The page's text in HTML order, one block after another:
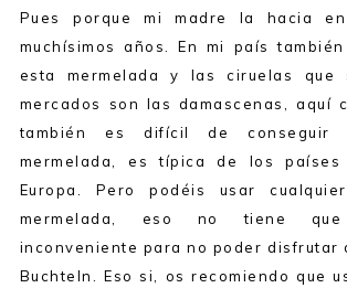
Pues porque mi madre la hacia
muchísimos años. En mi país
esta mermelada y las ciruelas
mercados son las damascenas, aquí
también es difícil de
mermelada, es típica de los
Europa. Pero podéis usar
mermelada, eso no tiene
inconveniente para no poder disfrutar
Buchteln. Eso si, os recomiendo que